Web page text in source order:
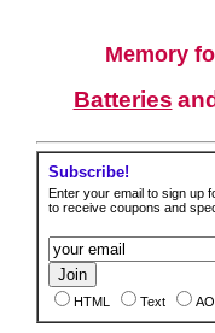
Memory
Batteries
Subscribe!
Enter your email to sign up
to receive coupons and
HTML Text